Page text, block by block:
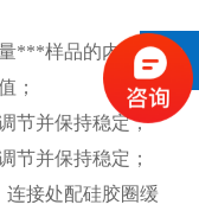
***样品的内压力，
；
节并保持稳定；
节并保持稳定；
接处配硅胶圈缓